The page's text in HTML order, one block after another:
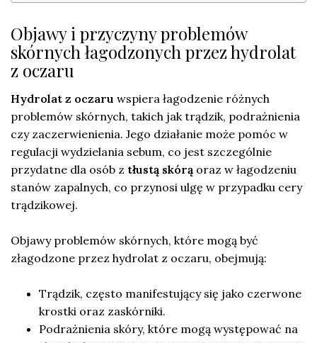
Objawy i przyczyny problemów
skórnych łagodzonych przez hydrolat
z oczaru
Hydrolat z oczaru wspiera łagodzenie różnych
problemów skórnych, takich jak trądzik, podrażnienia
czy zaczerwienienia. Jego działanie może pomóc w
regulacji wydzielania sebum, co jest szczególnie
przydatne dla osób z tłustą skórą oraz w łagodzeniu
stanów zapalnych, co przynosi ulgę w przypadku cery
trądzikowej.
Objawy problemów skórnych, które mogą być
złagodzone przez hydrolat z oczaru, obejmują:
Trądzik, często manifestujący się jako czerwone
krostki oraz zaskórniki.
Podrażnienia skóry, które mogą występować na